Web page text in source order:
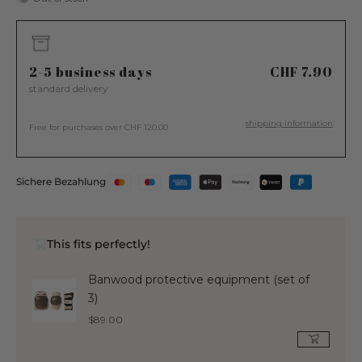
2-5 business days CHF 7.90
standard delivery
Free for purchases over CHF 120.00 shipping information
Sichere Bezahlung
This fits perfectly!
Banwood protective equipment (set of
3)
Regular
$89.00